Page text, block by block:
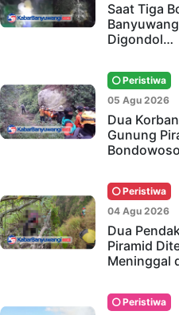
Saat Tiga
Digondol…
Peristiwa
05 Agu 2026
Dua
Gunung
Peristiwa
04 Agu 2026
Dua
Piramid
Meninggal
Peristiwa